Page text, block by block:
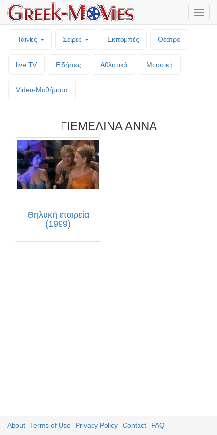
Ταινίες Σειρές Εκπομπές Θέατρο
live TV Ειδήσεις Αθλητικά Μουσική
Video-Mαθήματα
ΓΙΕΜΕΛΙΝΑ ΑΝΝΑ
Θηλυκή εταιρεία
(1999)
About Terms of Use Privacy Policy Contact FAQ